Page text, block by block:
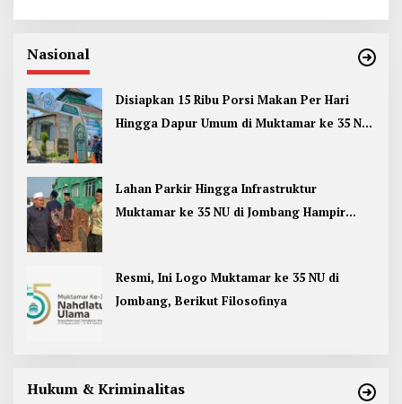
Nasional
Disiapkan 15 Ribu Porsi Makan Per Hari
Hingga Dapur Umum di Muktamar ke 35 NU
Lahan Parkir Hingga Infrastruktur
Muktamar ke 35 NU di Jombang Hampir
Resmi, Ini Logo Muktamar ke 35 NU di
Jombang, Berikut Filosofinya
Hukum & Kriminalitas